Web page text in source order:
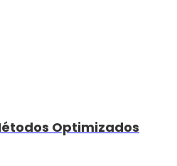
Optimizados